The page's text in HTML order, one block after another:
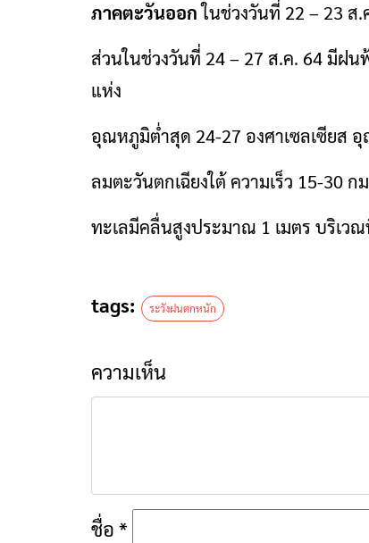
ภาคตะวันออกในช่วงวันที่ 22 – 23
ส่วนในช่วงวันที่ 24 – 27 ส.ค. 64 มีฝ
แห่ง
อุณหภูมิต่ำสุด 24-27 องศาเซลเซียส
ลมตะวันตกเฉียงใต้ ความเร็ว 15-30 ก
ทะเลมีคลื่นสูงประมาณ 1 เมตร บริเว
tags: ระวังฝนตกหนัก
ความเห็น
ชื่อ *